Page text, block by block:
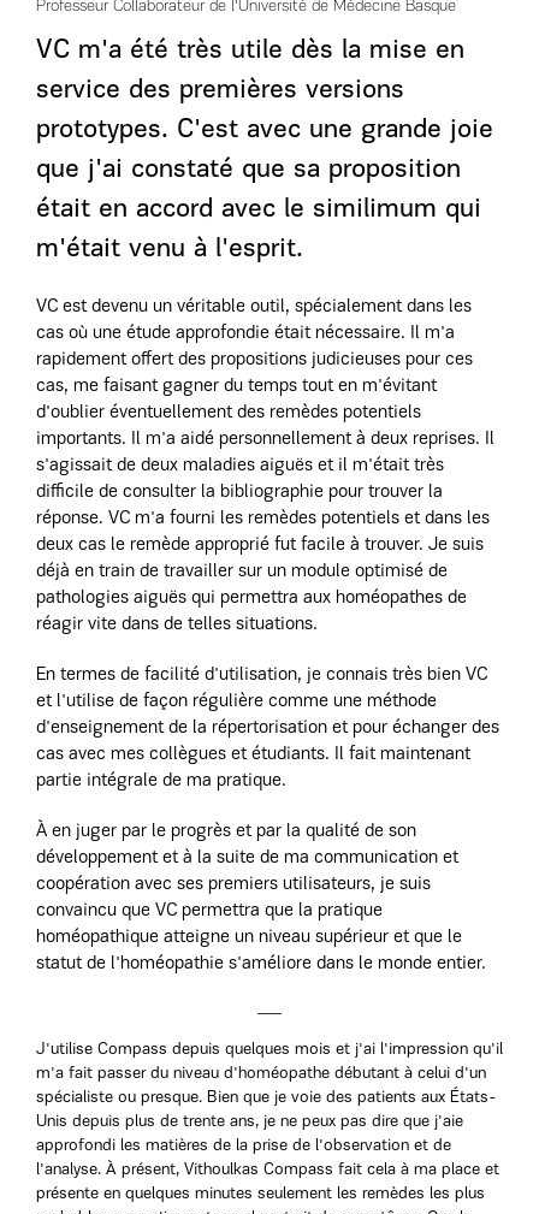
Professeur Collaborateur de l'Université de Médecine Basque
VC m'a été très utile dès la mise en
service des premières versions
prototypes. C'est avec une grande joie
que j'ai constaté que sa proposition
était en accord avec le similimum qui
m'était venu à l'esprit.
VC est devenu un véritable outil, spécialement dans les
cas où une étude approfondie était nécessaire. Il m'a
rapidement offert des propositions judicieuses pour ces
cas, me faisant gagner du temps tout en m'évitant
d'oublier éventuellement des remèdes potentiels
importants. Il m'a aidé personnellement à deux reprises. Il
s'agissait de deux maladies aiguës et il m'était très
difficile de consulter la bibliographie pour trouver la
réponse. VC m'a fourni les remèdes potentiels et dans les
deux cas le remède approprié fut facile à trouver. Je suis
déjà en train de travailler sur un module optimisé de
pathologies aiguës qui permettra aux homéopathes de
réagir vite dans de telles situations.
En termes de facilité d'utilisation, je connais très bien VC
et l'utilise de façon régulière comme une méthode
d'enseignement de la répertorisation et pour échanger des
cas avec mes collègues et étudiants. Il fait maintenant
partie intégrale de ma pratique.
À en juger par le progrès et par la qualité de son
développement et à la suite de ma communication et
coopération avec ses premiers utilisateurs, je suis
convaincu que VC permettra que la pratique
homéopathique atteigne un niveau supérieur et que le
statut de l'homéopathie s'améliore dans le monde entier.
J'utilise Compass depuis quelques mois et j'ai l'impression qu'il
m'a fait passer du niveau d'homéopathe débutant à celui d'un
spécialiste ou presque. Bien que je voie des patients aux États-
Unis depuis plus de trente ans, je ne peux pas dire que j'aie
approfondi les matières de la prise de l'observation et de
l'analyse. À présent, Vithoulkas Compass fait cela à ma place et
présente en quelques minutes seulement les remèdes les plus